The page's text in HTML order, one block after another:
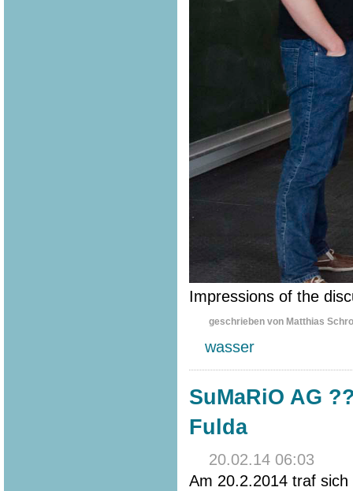
Impressions of the
geschrieben von Matthias
wasser
SuMaRiO AG
Fulda
20.02.14 06:03
Am 20.2.2014 traf